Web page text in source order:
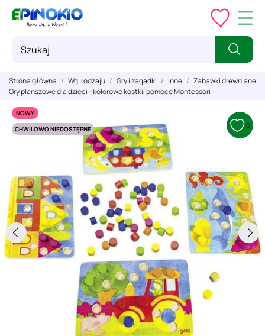
Strona główna Wg. rodzaju Gry i zagadki Inne
Zabawki drewniane
Gry planszowe dla dzieci - kolorowe kostki, pomoce Montessori
NOWY
CHWILOWO NIEDOSTĘPNE
0